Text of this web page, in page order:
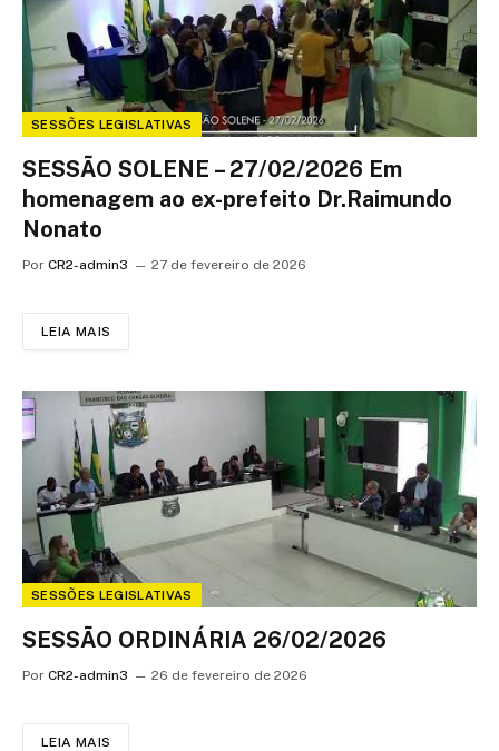
SESSÕES LEGISLATIVAS
SESSÃO SOLENE – 27/02/2026 Em
homenagem ao ex-prefeito Dr.Raimundo
Nonato
Por CR2-admin3 27 de fevereiro de 2026
LEIA MAIS
SESSÕES LEGISLATIVAS
SESSÃO ORDINÁRIA 26/02/2026
Por CR2-admin3 26 de fevereiro de 2026
LEIA MAIS